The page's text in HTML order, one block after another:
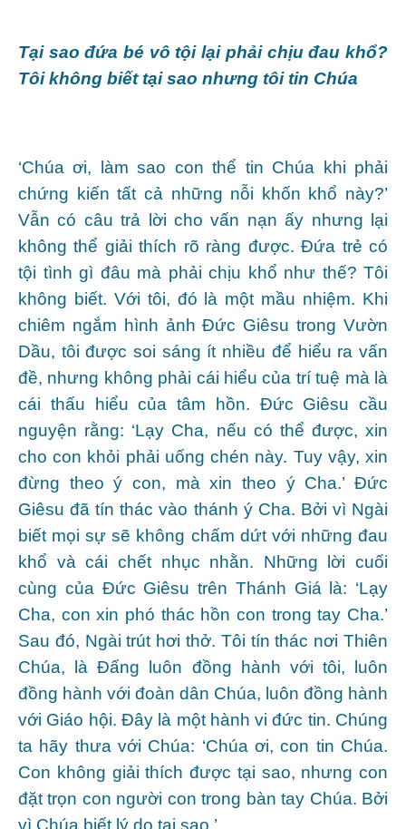
Tại sao đứa bé vô tội lại phải chịu đau khổ?
Tôi không biết tại sao nhưng tôi tin Chúa
‘Chúa ơi, làm sao con thể tin Chúa khi phải
chứng kiến tất cả những nỗi khốn khổ này?’
Vẫn có câu trả lời cho vấn nạn ấy nhưng lại
không thể giải thích rõ ràng được. Đứa trẻ có
tội tình gì đâu mà phải chịu khổ như thế? Tôi
không biết. Với tôi, đó là một mầu nhiệm. Khi
chiêm ngắm hình ảnh Đức Giêsu trong Vườn
Dầu, tôi được soi sáng ít nhiều để hiểu ra vấn
đề, nhưng không phải cái hiểu của trí tuệ mà là
cái thấu hiểu của tâm hồn. Đức Giêsu cầu
nguyện rằng: ‘Lạy Cha, nếu có thể được, xin
cho con khỏi phải uống chén này. Tuy vậy, xin
đừng theo ý con, mà xin theo ý Cha.’ Đức
Giêsu đã tín thác vào thánh ý Cha. Bởi vì Ngài
biết mọi sự sẽ không chấm dứt với những đau
khổ và cái chết nhục nhằn. Những lời cuối
cùng của Đức Giêsu trên Thánh Giá là: ‘Lạy
Cha, con xin phó thác hồn con trong tay Cha.’
Sau đó, Ngài trút hơi thở. Tôi tín thác nơi Thiên
Chúa, là Đấng luôn đồng hành với tôi, luôn
đồng hành với đoàn dân Chúa, luôn đồng hành
với Giáo hội. Đây là một hành vi đức tin. Chúng
ta hãy thưa với Chúa: ‘Chúa ơi, con tin Chúa.
Con không giải thích được tại sao, nhưng con
đặt trọn con người con trong bàn tay Chúa. Bởi
vì Chúa biết lý do tại sao.’